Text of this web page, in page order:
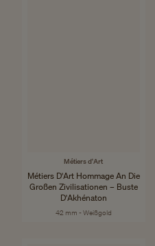
Métiers d'Art
Métiers D'Art Hommage An Die
Großen Zivilisationen – Buste
D'Akhénaton
42 mm - Weißgold